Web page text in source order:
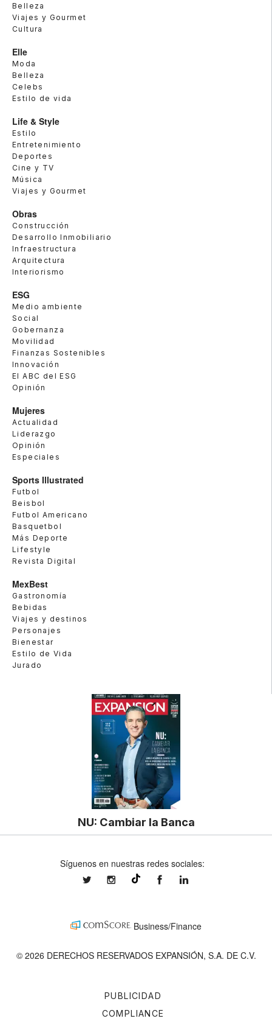
Belleza
Viajes y Gourmet
Cultura
Elle
Moda
Belleza
Celebs
Estilo de vida
Life & Style
Estilo
Entretenimiento
Deportes
Cine y TV
Música
Viajes y Gourmet
Obras
Construcción
Desarrollo Inmobiliario
Infraestructura
Arquitectura
Interiorismo
ESG
Medio ambiente
Social
Gobernanza
Movilidad
Finanzas Sostenibles
Innovación
El ABC del ESG
Opinión
Mujeres
Actualidad
Liderazgo
Opinión
Especiales
Sports Illustrated
Futbol
Beisbol
Futbol Americano
Basquetbol
Más Deporte
Lifestyle
Revista Digital
MexBest
Gastronomía
Bebidas
Viajes y destinos
Personajes
Bienestar
Estilo de Vida
Jurado
NU: Cambiar la Banca
PUBLICIDAD
COMPLIANCE
Síguenos en nuestras redes sociales:
expansionmxexpansionmx ExpansionMex
Business/Finance
© 2026 DERECHOS RESERVADOS EXPANSIÓN, S.A. DE C.V.